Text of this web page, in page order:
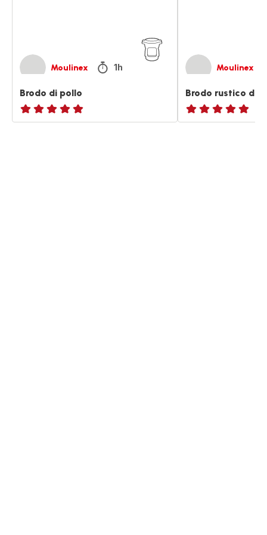
Moulinex 1h
Brodo di pollo
ratings.NaN
Moulinex
Brodo rustico di
ratings.NaN